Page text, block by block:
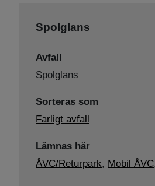
Spolglans
Avfall
Spolglans
Sorteras som
Farligt avfall
Lämnas här
ÅVC/Returpark, Mobil ÅVC,